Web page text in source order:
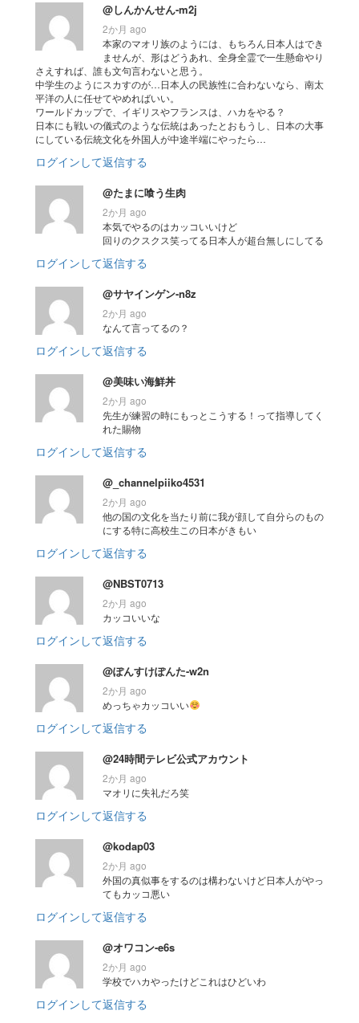
@しんかんせん-m2j
2か月 ago
本家のマオリ族のようには、もちろん日本人はでき
ませんが、形はどうあれ、全身全霊で一生懸命やり
さえすれば、誰も文句言わないと思う。
中学生のようにスカすのが…日本人の民族性に合わないなら、南太
平洋の人に任せてやめればいい。
ワールドカップで、イギリスやフランスは、ハカをやる？
日本にも戦いの儀式のような伝統はあったとおもうし、日本の大事
にしている伝統文化を外国人が中途半端にやったら…
ログインして返信する
@たまに喰う生肉
2か月 ago
本気でやるのはカッコいいけど
回りのクスクス笑ってる日本人が超台無しにしてる
ログインして返信する
@サヤインゲン-n8z
2か月 ago
なんて言ってるの？
ログインして返信する
@美味い海鮮丼
2か月 ago
先生が練習の時にもっとこうする！って指導してく
れた賜物
ログインして返信する
@_channelpiiko4531
2か月 ago
他の国の文化を当たり前に我が顔して自分らのもの
にする特に高校生この日本がきもい
ログインして返信する
@NBST0713
2か月 ago
カッコいいな
ログインして返信する
@ぽんすけぽんた-w2n
2か月 ago
めっちゃカッコいい
ログインして返信する
@24時間テレビ公式アカウント
2か月 ago
マオリに失礼だろ笑
ログインして返信する
@kodap03
2か月 ago
外国の真似事をするのは構わないけど日本人がやっ
てもカッコ悪い
ログインして返信する
@オワコン-e6s
2か月 ago
学校でハカやったけどこれはひどいわ
ログインして返信する